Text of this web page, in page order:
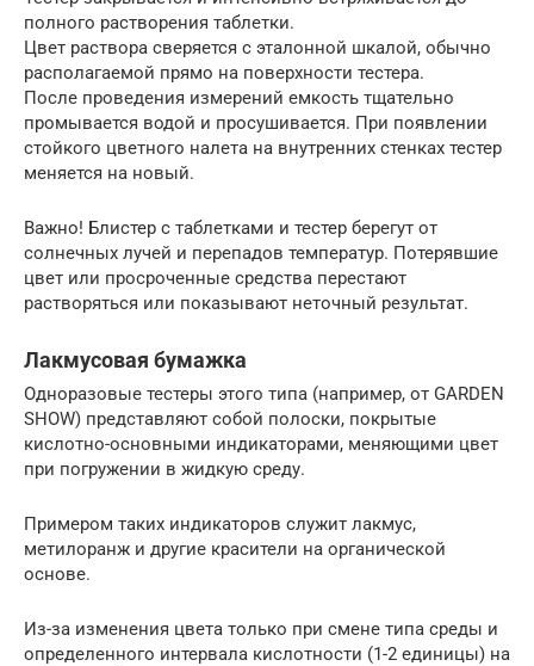
полного растворения таблетки.
Цвет раствора сверяется с эталонной шкалой, обычно
располагаемой прямо на поверхности тестера.
После проведения измерений емкость тщательно
промывается водой и просушивается. При появлении
стойкого цветного налета на внутренних стенках тестер
меняется на новый.
Важно! Блистер с таблетками и тестер берегут от
солнечных лучей и перепадов температур. Потерявшие
цвет или просроченные средства перестают
растворяться или показывают неточный результат.
Лакмусовая бумажка
Одноразовые тестеры этого типа (например, от GARDEN
SHOW) представляют собой полоски, покрытые
кислотно-основными индикаторами, меняющими цвет
при погружении в жидкую среду.
Примером таких индикаторов служит лакмус,
метилоранж и другие красители на органической
основе.
Из-за изменения цвета только при смене типа среды и
определенного интервала кислотности (1-2 единицы) на